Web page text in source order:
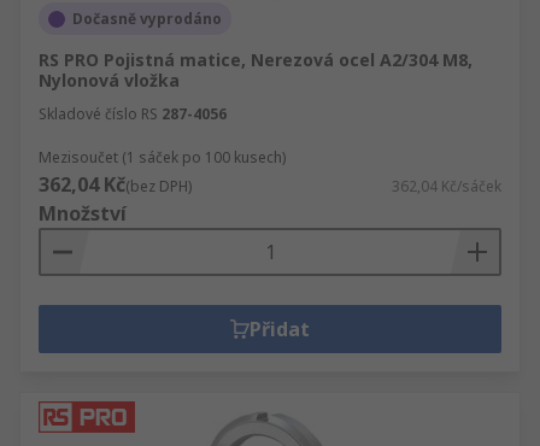
Dočasně vyprodáno
RS PRO Pojistná matice, Nerezová ocel A2/304 M8,
Nylonová vložka
Skladové číslo RS 287-4056
Mezisoučet (1 sáček po 100 kusech)
362,04 Kč(bez DPH) 362,04 Kč/sáček
Množství
Přidat